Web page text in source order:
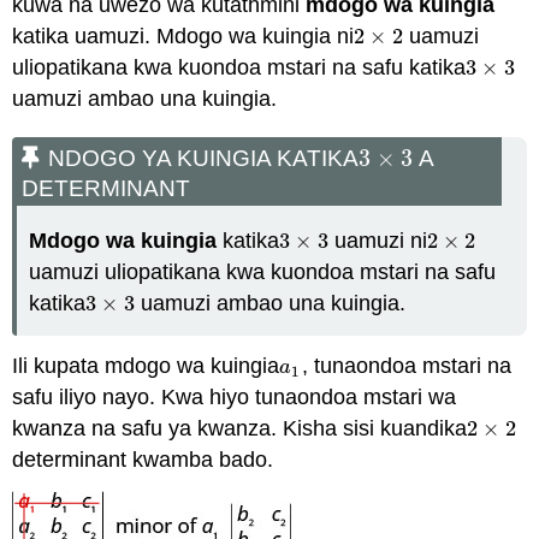
katika uamuzi. Mdogo wa kuingia ni2 × 2
2 ×2
uamuzi
uliopatikana kwa kuondoa mstari na safu katika3 × 3
3 ×3
uamuzi ambao una kuingia.
NDOGO YA KUINGIA KATIKA3 × 3
3 ×3
A
DETERMINANT
Mdogo wa kuingia katika3 × 3
3 ×3 uamuzi ni2 × 2
2 ×2
uamuzi uliopatikana kwa kuondoa mstari na safu
katika3 × 3
3 ×3 uamuzi ambao una kuingia.
Ili kupata mdogo wa kuingiaa1
a1, tunaondoa mstari na
safu iliyo nayo. Kwa hiyo tunaondoa mstari wa
kwanza na safu ya kwanza. Kisha sisi kuandika2 × 2
2 ×2
determinant kwamba bado.